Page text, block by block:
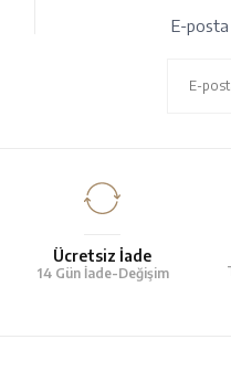
E-posta
Ücretsiz İade
14 Gün İade-Değişim